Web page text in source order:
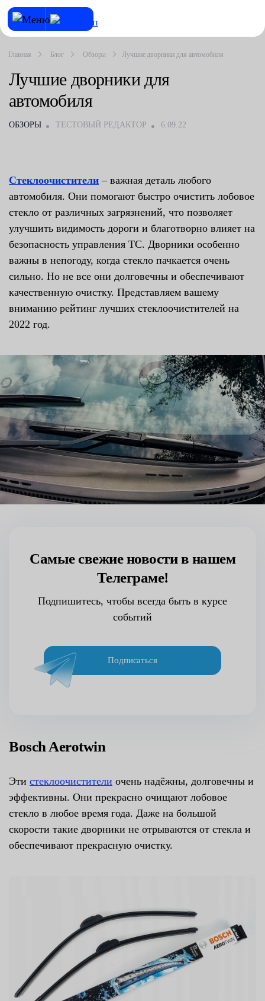
Главная Блог Обзоры Лучшие дворники для автомобиля
Лучшие дворники для
автомобиля
ОБЗОРЫ ТЕСТОВЫЙ РЕДАКТОР 6.09.22
Стеклоочистители – важная деталь любого
автомобиля. Они помогают быстро очистить лобовое
стекло от различных загрязнений, что позволяет
улучшить видимость дороги и благотворно влияет на
безопасность управления ТС. Дворники особенно
важны в непогоду, когда стекло пачкается очень
сильно. Но не все они долговечны и обеспечивают
качественную очистку. Представляем вашему
вниманию рейтинг лучших стеклоочистителей на
2022 год.
Самые свежие новости в нашем
Телеграме!
Подпишитесь, чтобы всегда быть в курсе
событий
Подписаться
Bosch Aerotwin
Эти стеклоочистители очень надёжны, долговечны и
эффективны. Они прекрасно очищают лобовое
стекло в любое время года. Даже на большой
скорости такие дворники не отрываются от стекла и
обеспечивают прекрасную очистку.